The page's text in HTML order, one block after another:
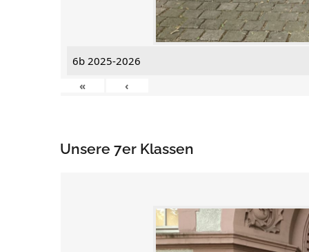
6b 2025-2026
«
‹
Unsere 7er Klassen